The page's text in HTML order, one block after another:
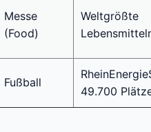
Messe
(Food)
Weltgrößte
Fußball
49.700